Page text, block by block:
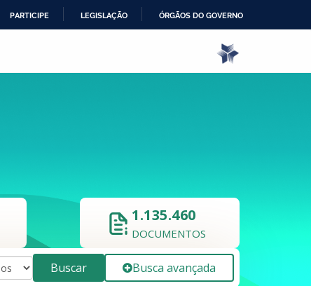
PARTICIPE LEGISLAÇÃO ÓRGÃOS DO GOVERNO
1.135.460
DOCUMENTOS
Buscar Busca avançada